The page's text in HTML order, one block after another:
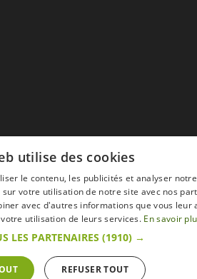
Retour & Droit de
utilise des cookies
le contenu, les publicités et analyser
votre utilisation de notre site avec nos
avec d'autres informations que vous leur
utilisation de leurs services. En savoir
LES PARTENAIRES (1910) →
REFUSER TOUT